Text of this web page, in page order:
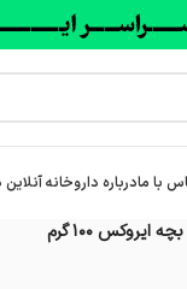
با مادرباره‌ داروخانه آنلاین
۱۰۰ گرم